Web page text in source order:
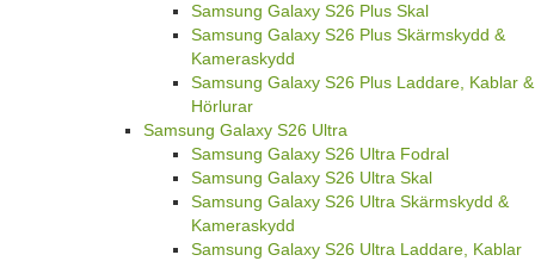
Samsung Galaxy S26 Plus Skal
Samsung Galaxy S26 Plus Skärmskydd &
Kameraskydd
Samsung Galaxy S26 Plus Laddare, Kablar &
Hörlurar
Samsung Galaxy S26 Ultra
Samsung Galaxy S26 Ultra Fodral
Samsung Galaxy S26 Ultra Skal
Samsung Galaxy S26 Ultra Skärmskydd &
Kameraskydd
Samsung Galaxy S26 Ultra Laddare, Kablar